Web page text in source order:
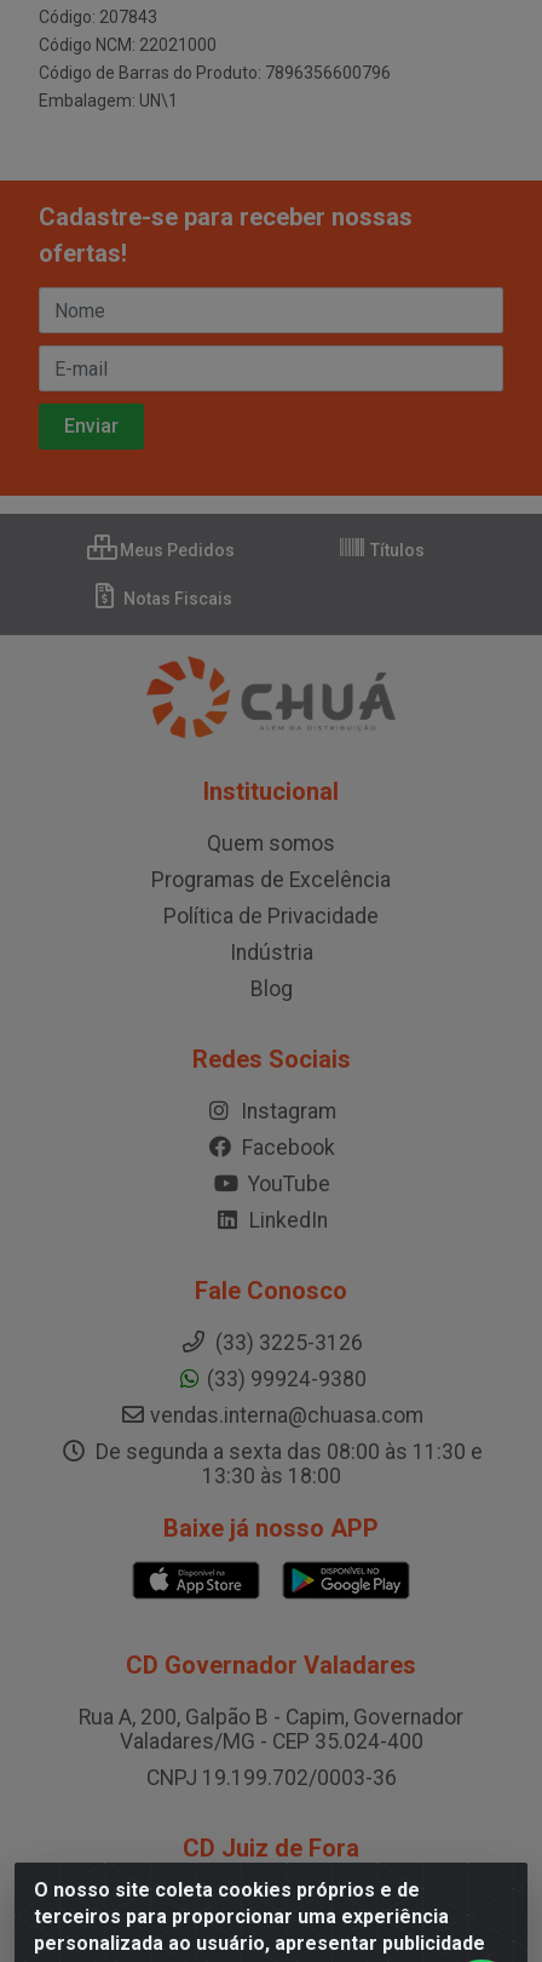
Código: 207843
Código NCM: 22021000
Código de Barras do Produto: 7896356600796
Embalagem: UN\1
O nosso site coleta cookies próprios e de
terceiros para proporcionar uma experiência
personalizada ao usuário, apresentar publicidade
Cadastre-se para receber nossas
ofertas!
Meus Pedidos Títulos
Notas Fiscais
Institucional
Quem somos
Programas de Excelência
Política de Privacidade
Indústria
Blog
Redes Sociais
Instagram
Facebook
YouTube
LinkedIn
Fale Conosco
(33) 3225-3126
(33) 99924-9380
vendas.interna@chuasa.com
De segunda a sexta das 08:00 às 11:30 e
13:30 às 18:00
Baixe já nosso APP
CD Governador Valadares
Rua A, 200, Galpão B - Capim, Governador
Valadares/MG - CEP 35.024-400
CNPJ 19.199.702/0003-36
CD Juiz de Fora
Rodovia BR-040 , Nº 0, Área B2 Condominio Brasil
LOG - São Pedro, Juiz de Fora/MG